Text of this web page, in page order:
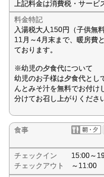
上記料金は消費税・サービ
料金特記
入湯税大人150円（子供無
11月～4月末まで、暖房費
ております。
※幼児の夕食代について
幼児のお子様は夕食代とし
んとみそ汁を無料でお付け
分けてお召し上がりくださ
食事
チェックイン
15:00～
チェックアウト
～11:00